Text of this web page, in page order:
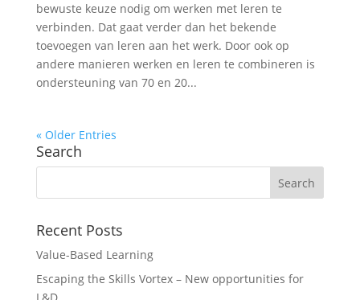
bewuste keuze nodig om werken met leren te
verbinden. Dat gaat verder dan het bekende
toevoegen van leren aan het werk. Door ook op
andere manieren werken en leren te combineren is
ondersteuning van 70 en 20...
« Older Entries
Search
Recent Posts
Value-Based Learning
Escaping the Skills Vortex – New opportunities for